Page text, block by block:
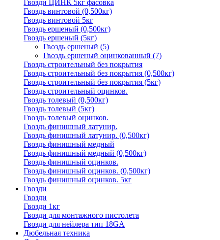
Гвозди ЦИНК 5кг фасовка
Гвоздь винтовой (0,500кг)
Гвоздь винтовой 5кг
Гвоздь ершеный (0,500кг)
Гвоздь ершеный (5кг)
Гвоздь ершеный (5)
Гвоздь ершеный оцинкованный (7)
Гвоздь строительный без покрытия
Гвоздь строительный без покрытия (0,500кг)
Гвоздь строительный без покрытия (5кг)
Гвоздь строительный оцинков.
Гвоздь толевый (0,500кг)
Гвоздь толевый (5кг)
Гвоздь толевый оцинков.
Гвоздь финишный латунир.
Гвоздь финишный латунир. (0,500кг)
Гвоздь финишный медный
Гвоздь финишный медный (0,500кг)
Гвоздь финишный оцинков.
Гвоздь финишный оцинков. (0,500кг)
Гвоздь финишный оцинков. 5кг
Гвозди
Гвозди
Гвозди 1кг
Гвозди для монтажного пистолета
Гвозди для нейлера тип 18GA
Дюбельная техника